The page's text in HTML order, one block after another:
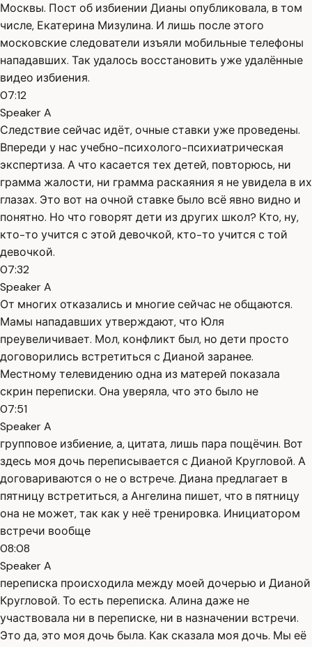
Москвы. Пост об избиении Дианы опубликовала, в том
числе, Екатерина Мизулина. И лишь после этого
московские следователи изъяли мобильные телефоны
нападавших. Так удалось восстановить уже удалённые
видео избиения.
07:12
Speaker A
Следствие сейчас идёт, очные ставки уже проведены.
Впереди у нас учебно-психолого-психиатрическая
экспертиза. А что касается тех детей, повторюсь, ни
грамма жалости, ни грамма раскаяния я не увидела в их
глазах. Это вот на очной ставке было всё явно видно и
понятно. Но что говорят дети из других школ? Кто, ну,
кто-то учится с этой девочкой, кто-то учится с той
девочкой.
07:32
Speaker A
От многих отказались и многие сейчас не общаются.
Мамы нападавших утверждают, что Юля
преувеличивает. Мол, конфликт был, но дети просто
договорились встретиться с Дианой заранее.
Местному телевидению одна из матерей показала
скрин переписки. Она уверяла, что это было не
07:51
Speaker A
групповое избиение, а, цитата, лишь пара пощёчин. Вот
здесь моя дочь переписывается с Дианой Кругловой. А
договариваются о не о встрече. Диана предлагает в
пятницу встретиться, а Ангелина пишет, что в пятницу
она не может, так как у неё тренировка. Инициатором
встречи вообще
08:08
Speaker A
переписка происходила между моей дочерью и Дианой
Кругловой. То есть переписка. Алина даже не
участвовала ни в переписке, ни в назначении встречи.
Это да, это моя дочь была. Как сказала моя дочь. Мы её